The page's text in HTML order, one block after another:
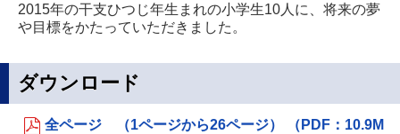
2015年の干支ひつじ年生まれの小学生10人に、将来の夢
や目標をかたっていただきました。
ダウンロード
全ページ （1ページから26ページ） （PDF：10.9M